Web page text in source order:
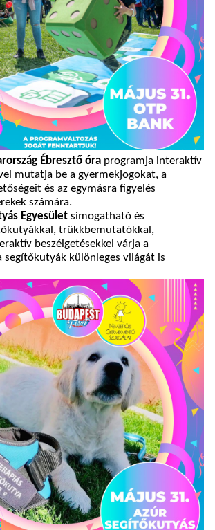
Ébresztő óra programja interaktív
mutatja be a gyermekjogokat, a
és az egymásra figyelés
számára.
Egyesület simogatható és
trükkbemutatókkal,
beszélgetésekkel várja a
segítőkutyák különleges világát is